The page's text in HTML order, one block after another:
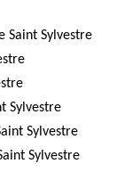
Saint Sylvestre
Sylvestre
Sylvestre
Sylvestre